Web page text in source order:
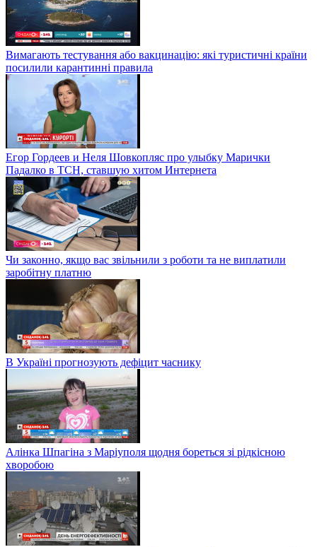
Вимагають тестування або вакцинацію: які туристичні країни
посилили карантинні правила
Егор Гордеев и Неля Шовкопляс про улыбку Марички
Падалко в ТСН, ставшую хитом Интернета
Чи законно, якщо вас звільнили з роботи та не виплатили
заробітну платню
В Україні прогнозують дефіцит часнику
Алінка Шпагіна з Маріуполя щодня бореться зі рідкісною
хворобою